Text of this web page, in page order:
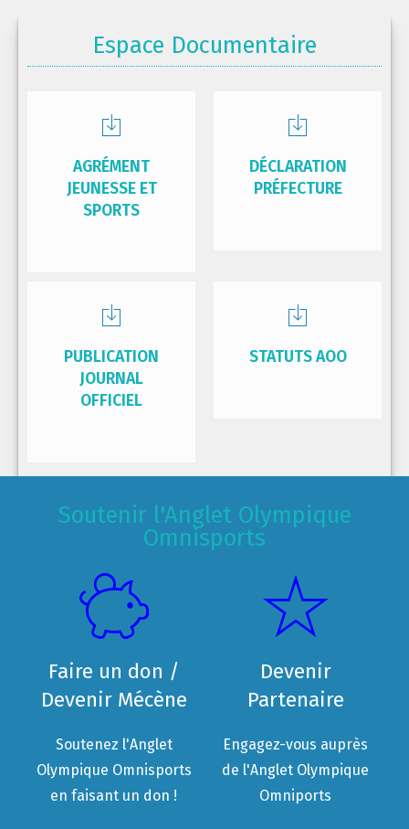
Espace Documentaire
AGRÉMENT
JEUNESSE ET
SPORTS
DÉCLARATION
PRÉFECTURE
PUBLICATION
JOURNAL
OFFICIEL
STATUTS AOO
Soutenir l'Anglet Olympique
Omnisports
Faire un don /
Devenir Mécène
Soutenez l'Anglet
Olympique Omnisports
en faisant un don !
Devenir
Partenaire
Engagez-vous auprès
de l'Anglet Olympique
Omniports